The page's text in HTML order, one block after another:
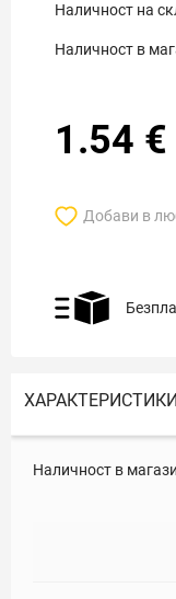
Наличност на
Наличност в
1.54 €
Добави в
ХАРАКТЕРИСТИКИ
Наличност в